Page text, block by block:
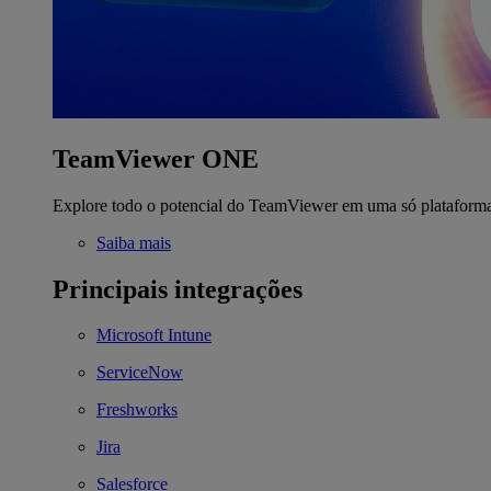
TeamViewer ONE
Explore todo o potencial do TeamViewer em uma só
Saiba mais
Principais integrações
Microsoft Intune
ServiceNow
Freshworks
Jira
Salesforce